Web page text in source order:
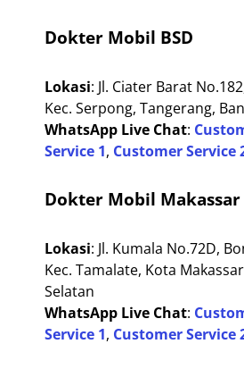
Dokter Mobil BSD
Lokasi: Jl. Ciater Barat
Kec. Serpong, Tangerang,
WhatsApp Live Chat:
Service 1, Customer Service
Dokter Mobil Makassar
Lokasi: Jl. Kumala No.72D,
Kec. Tamalate, Kota
Selatan
WhatsApp Live Chat:
Service 1, Customer Service